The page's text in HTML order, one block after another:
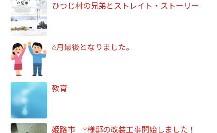
ひつじ村の兄弟とストレイト・ストーリー
6月最後となりました。
教育
姫路市 Y様邸の改装工事開始しました！